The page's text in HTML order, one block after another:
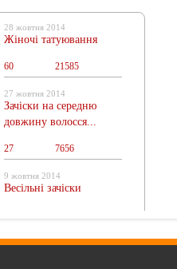
28 жовтня 2014
Жіночі татуювання
60 21585
27 жовтня 2014
Зачіски на середню
довжину волосся...
27 7656
9 жовтня 2014
Весільні зачіски